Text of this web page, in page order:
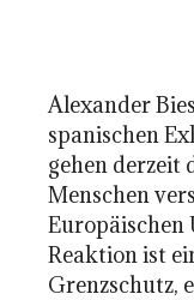
Alexander
spanischen
gehen derzeit
Menschen
Europäischen
Reaktion ist
Grenzschutz,